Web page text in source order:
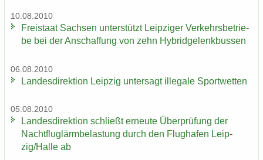
10.08.2010
Frei­staat Sach­sen un­ter­stützt Leip­zi­ger Ver­kehrs­be­trie­
be bei der An­schaf­fung von zehn Hy­brid­ge­lenk­bus­sen
06.08.2010
Lan­des­di­rek­ti­on Leip­zig un­ter­sagt il­le­ga­le Sport­wet­ten
05.08.2010
Lan­des­di­rek­ti­on schließt er­neu­te Über­prü­fung der
Nacht­flug­lärm­be­las­tung durch den Flug­ha­fen Leip­
zig/Halle ab